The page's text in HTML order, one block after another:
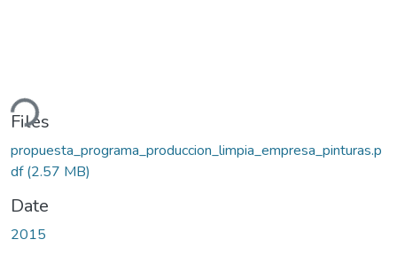
Files
propuesta_programa_produccion_limpia_empresa_pinturas.p
df(2.57 MB)
Date
2015